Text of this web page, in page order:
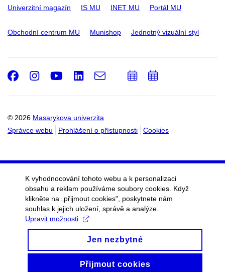
Univerzitní magazín IS MU INET MU Portál MU
Obchodní centrum MU Munishop Jednotný vizuální styl
© 2026 Masarykova univerzita
Správce webu
Prohlášení o přístupnosti Cookies
Facebook
Instagram
Youtube
LinkedIn
e-
PřidatPřidat
K vyhodnocování tohoto webu a k personalizaci
obsahu a reklam používáme soubory cookies. Když
klikněte na „přijmout cookies", poskytnete nám
souhlas k jejich uložení, správě a analýze.
Upravit možnosti
Jen nezbytné
Přijmout cookies